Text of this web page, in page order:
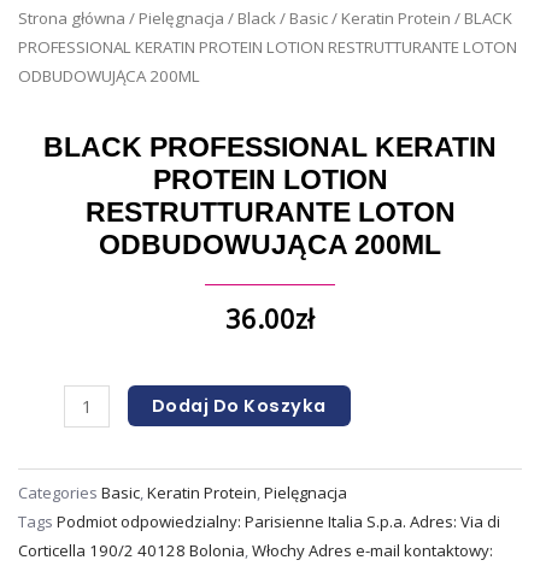
Strona główna / Pielęgnacja / Black/ Basic/ Keratin Protein / BLACK
PROFESSIONAL KERATIN PROTEIN LOTION RESTRUTTURANTE LOTON
ODBUDOWUJĄCA 200ML
BLACK PROFESSIONAL KERATIN
PROTEIN LOTION
RESTRUTTURANTE LOTON
ODBUDOWUJĄCA 200ML
36.00zł
Dodaj Do Koszyka
Categories Basic,Keratin Protein,Pielęgnacja
Tags Podmiot odpowiedzialny: Parisienne Italia S.p.a. Adres: Via di
Corticella 190/2 40128 Bolonia,Włochy Adres e-mail kontaktowy: